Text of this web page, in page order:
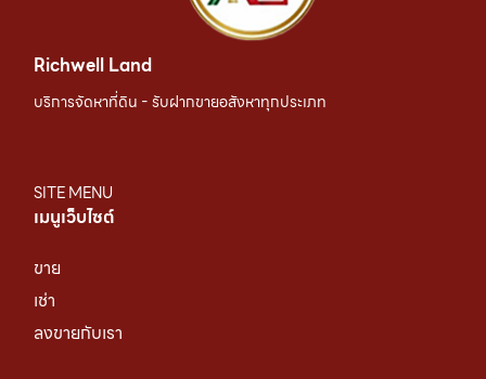
Richwell Land
บริการจัดหาที่ดิน - รับฝากขายอสังหาทุกประเภท
SITE MENU
เมนูเว็บไซต์
ขาย
เช่า
ลงขายกับเรา